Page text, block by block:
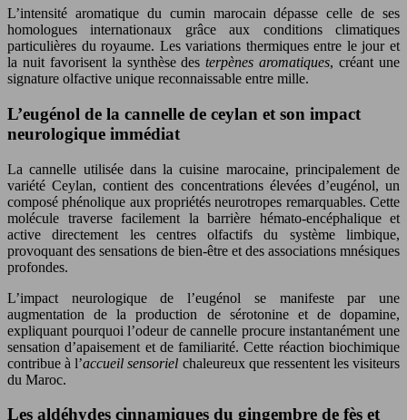
L’intensité aromatique du cumin marocain dépasse celle de ses
homologues internationaux grâce aux conditions climatiques
particulières du royaume. Les variations thermiques entre le jour et
la nuit favorisent la synthèse desterpènes aromatiques, créant une
signature olfactive unique reconnaissable entre mille.
L’eugénol de la cannelle de ceylan et son impact
neurologique immédiat
La cannelle utilisée dans la cuisine marocaine, principalement de
variété Ceylan, contient des concentrations élevées d’eugénol, un
composé phénolique aux propriétés neurotropes remarquables. Cette
molécule traverse facilement la barrière hémato-encéphalique et
active directement les centres olfactifs du système limbique,
provoquant des sensations de bien-être et des associations mnésiques
profondes.
L’impact neurologique de l’eugénol se manifeste par une
augmentation de la production de sérotonine et de dopamine,
expliquant pourquoi l’odeur de cannelle procure instantanément une
sensation d’apaisement et de familiarité. Cette réaction biochimique
contribue à l’accueil sensoriel chaleureux que ressentent les visiteurs
du Maroc.
Les aldéhydes cinnamiques du gingembre de fès et